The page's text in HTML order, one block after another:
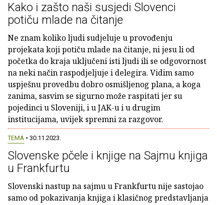
Kako i zašto naši susjedi Slovenci
potiču mlade na čitanje
Ne znam koliko ljudi sudjeluje u provođenju
projekata koji potiču mlade na čitanje, ni jesu li od
početka do kraja uključeni isti ljudi ili se odgovornost
na neki način raspodjeljuje i delegira. Vidim samo
uspješnu provedbu dobro osmišljenog plana, a koga
zanima, sasvim se sigurno može raspitati jer su
pojedinci u Sloveniji, i u JAK-u i u drugim
institucijama, uvijek spremni za razgovor.
TEMA • 30.11.2023.
Slovenske pčele i knjige na Sajmu knjiga
u Frankfurtu
Slovenski nastup na sajmu u Frankfurtu nije sastojao
samo od pokazivanja knjiga i klasičnog predstavljanja